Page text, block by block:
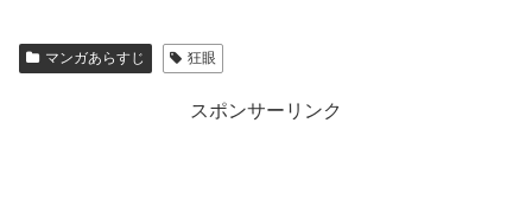
マンガあらすじ 狂眼
スポンサーリンク